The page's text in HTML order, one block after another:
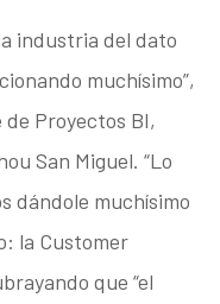
industria del dato
muchísimo”,
Proyectos BI,
San Miguel. “Lo
dándole muchísimo
la Customer
que “el